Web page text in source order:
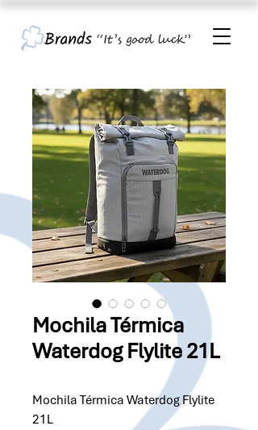
Mochila Térmica
Waterdog Flylite 21L
Mochila Térmica Waterdog Flylite
21L